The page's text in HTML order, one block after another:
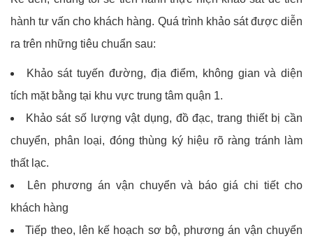
hành tư vấn cho khách hàng. Quá trình khảo sát được diễn
ra trên những tiêu chuẩn sau:
Khảo sát tuyến đường, địa điểm, không gian và diện
tích mặt bằng tại khu vực trung tâm quận 1.
Khảo sát số lượng vật dụng, đồ đạc, trang thiết bị cần
chuyển, phân loại, đóng thùng ký hiệu rõ ràng tránh làm
thất lạc.
Lên phương án vận chuyển và báo giá chi tiết cho
khách hàng
Tiếp theo, lên kế hoạch sơ bộ, phương án vận chuyển